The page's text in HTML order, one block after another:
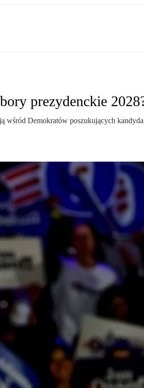
prezydenckie
wśród Demokratów poszukujących